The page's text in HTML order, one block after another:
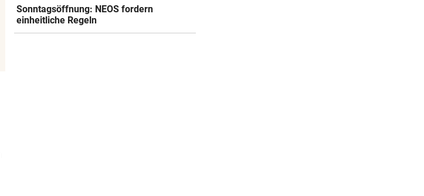
TAUZIEHEN UM BEAMTE
„Müssen Personalnot bei Polizei
in Wien ausbaden!“
Sonntagsöffnung: NEOS fordern
einheitliche Regeln